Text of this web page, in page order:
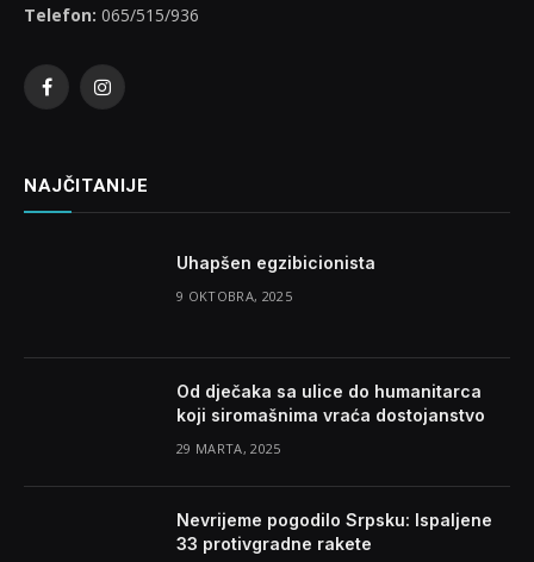
Telefon: 065/515/936
FacebookInstagram
NAJČITANIJE
Uhapšen egzibicionista
9 OKTOBRA, 2025
Od dječaka sa ulice do humanitarca
koji siromašnima vraća dostojanstvo
29 MARTA, 2025
Nevrijeme pogodilo Srpsku: Ispaljene
33 protivgradne rakete